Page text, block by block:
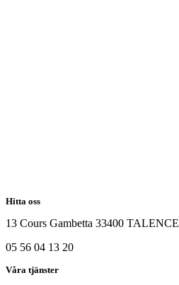
Hitta oss
13 Cours Gambetta 33400 TALENCE
05 56 04 13 20
Våra tjänster